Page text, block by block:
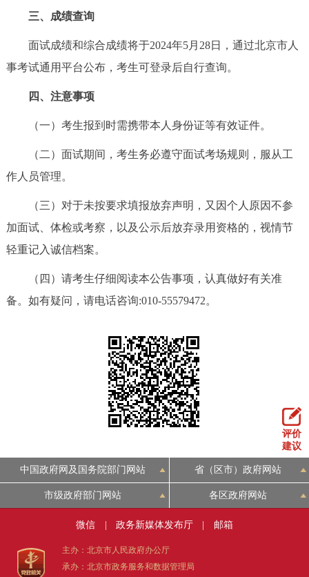
绿色北京 图说北京 视频北京
多语种
DEUTSCH FRANÇAIS РУССКИЙ ЯЗЫК
ITALIANO
回到顶部
三、成绩查询
面试成绩和综合成绩将于2024年5月28日，通过北京市人
事考试通用平台公布，考生可登录后自行查询。
四、注意事项
（一）考生报到时需携带本人身份证等有效证件。
（二）面试期间，考生务必遵守面试考场规则，服从工
作人员管理。
（三）对于未按要求填报放弃声明，又因个人原因不参
加面试、体检或考察，以及公示后放弃录用资格的，视情节
轻重记入诚信档案。
（四）请考生仔细阅读本公告事项，认真做好有关准
备。如有疑问，请电话咨询:010-55579472。
评价
建议
中国政府网及国务院部门网站 省（区市）政府网站
市级政府部门网站 各区政府网站
微信 政务新媒体发布厅 邮箱
主办：北京市人民政府办公厅
承办：北京市政务服务和数据管理局